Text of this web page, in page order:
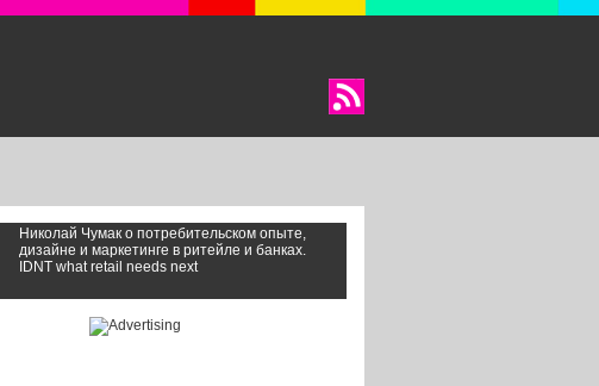
Николай Чумак о потребительском опыте,
дизайне и маркетинге в ритейле и банках.
IDNT what retail needs next